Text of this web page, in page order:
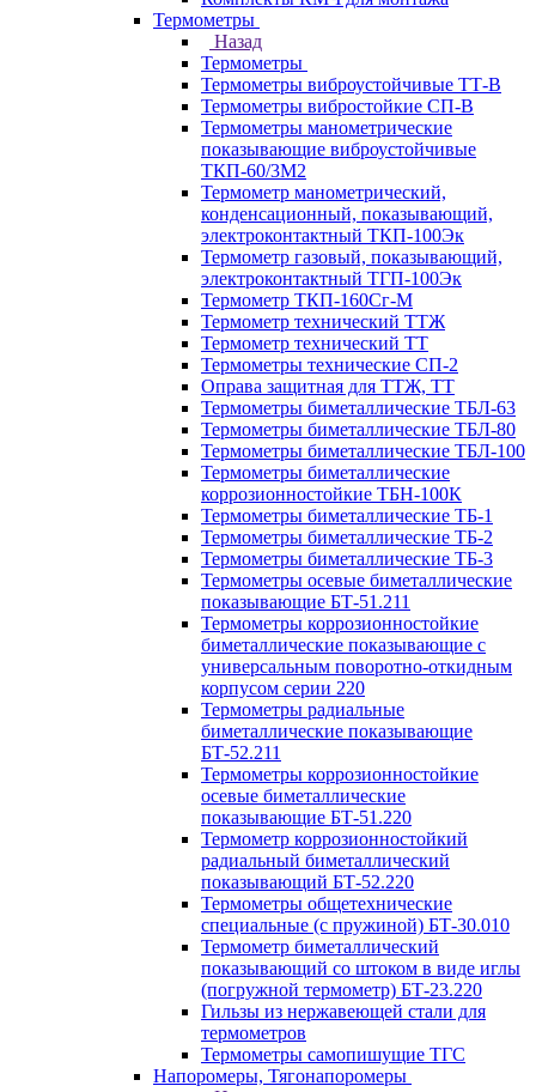
Термометры
Назад
Термометры
Термометры виброустойчивые ТТ-В
Термометры вибростойкие СП-В
Термометры манометрические
показывающие виброустойчивые
ТКП-60/3М2
Термометр манометрический,
конденсационный, показывающий,
электроконтактный ТКП-100Эк
Термометр газовый, показывающий,
электроконтактный ТГП-100Эк
Термометр ТКП-160Сг-М
Термометр технический ТТЖ
Термометр технический ТТ
Термометры технические СП-2
Оправа защитная для ТТЖ, ТТ
Термометры биметаллические ТБЛ-63
Термометры биметаллические ТБЛ-80
Термометры биметаллические ТБЛ-100
Термометры биметаллические
коррозионностойкие ТБН-100К
Термометры биметаллические ТБ-1
Термометры биметаллические ТБ-2
Термометры биметаллические ТБ-3
Термометры осевые биметаллические
показывающие БТ-51.211
Термометры коррозионностойкие
биметаллические показывающие с
универсальным поворотно-откидным
корпусом серии 220
Термометры радиальные
биметаллические показывающие
БТ-52.211
Термометры коррозионностойкие
осевые биметаллические
показывающие БТ-51.220
Термометр коррозионностойкий
радиальный биметаллический
показывающий БТ-52.220
Термометры общетехнические
специальные (с пружиной) БТ-30.010
Термометр биметаллический
показывающий со штоком в виде иглы
(погружной термометр) БТ-23.220
Гильзы из нержавеющей стали для
термометров
Термометры самопишущие ТГС
Напоромеры, Тягонапоромеры